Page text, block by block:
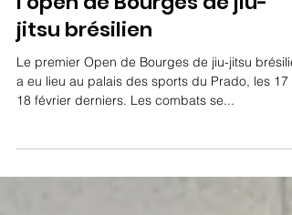
2ème meilleur club de
l’open de Bourges de jiu-
jitsu brésilien
Le premier Open de Bourges de jiu-jitsu